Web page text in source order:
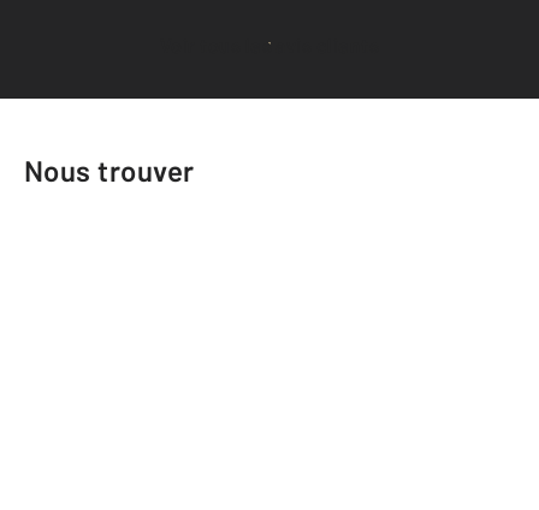
Voir tous les avis clients
Nous trouver